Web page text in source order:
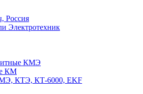
Россия
Электротехник
КМЭ
КМ
КТЭ, КТ-6000, EKF